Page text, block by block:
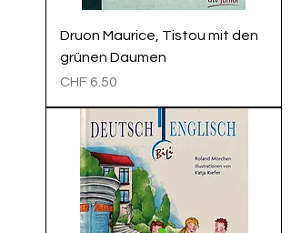
Druon Maurice, Tistou mit den
grünen Daumen
Preis
CHF 6.50